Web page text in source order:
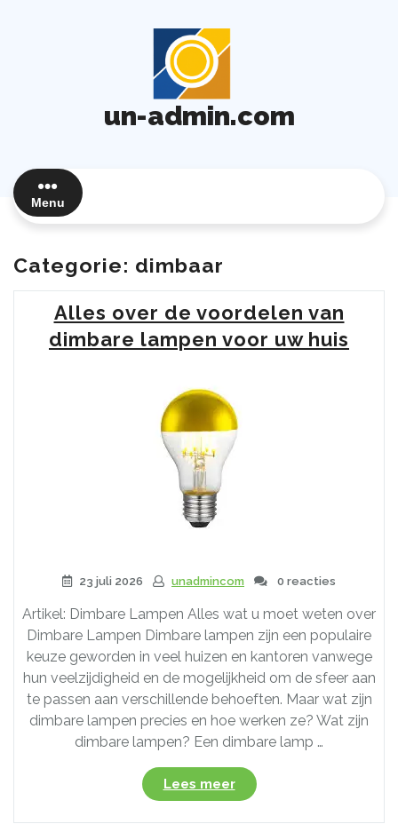
un-admin.com
Menu
Categorie: dimbaar
Alles over de voordelen van
dimbare lampen voor uw huis
23 juli 2026 unadmincom 0 reacties
Artikel: Dimbare Lampen Alles wat u moet weten over
Dimbare Lampen Dimbare lampen zijn een populaire
keuze geworden in veel huizen en kantoren vanwege
hun veelzijdigheid en de mogelijkheid om de sfeer aan
te passen aan verschillende behoeften. Maar wat zijn
dimbare lampen precies en hoe werken ze? Wat zijn
dimbare lampen? Een dimbare lamp …
Lees meer“Alles
over
de